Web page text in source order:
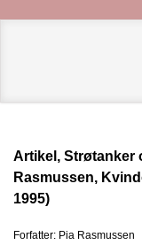
Artikel, Strøtanker
Rasmussen,
1995)
Forfatter: Pia Rasmussen